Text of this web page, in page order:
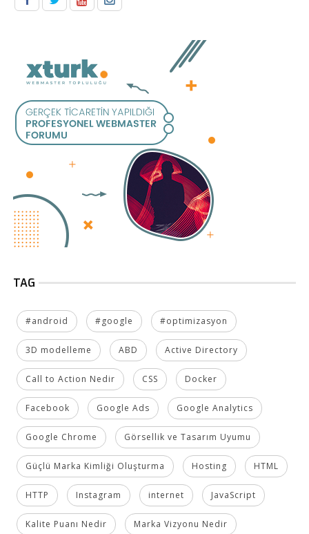
TAG
#android #google #optimizasyon
3D modelleme ABD Active Directory
Call to Action Nedir CSS Docker
Facebook Google Ads Google Analytics
Google Chrome Görsellik ve Tasarım Uyumu
Güçlü Marka Kimliği Oluşturma Hosting HTML
HTTP Instagram internet JavaScript
Kalite Puanı Nedir Marka Vizyonu Nedir